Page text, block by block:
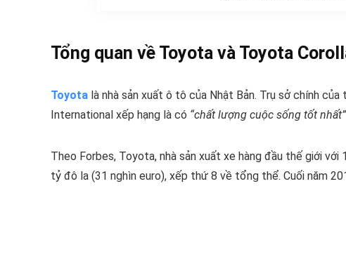
Tổng quan về Toyota và Toyota
Toyota là nhà sản xuất ô tô của Nhật Bản. Trụ sở chính
International xếp hạng là có “chất lượng cuộc sống tốt nhất”
Theo Forbes, Toyota, nhà sản xuất xe hàng đầu thế giới
tỷ đô la (31 nghìn euro), xếp thứ 8 về tổng thể. Cuối năm